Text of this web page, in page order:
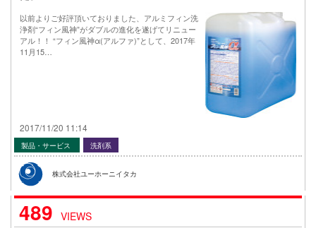
以前よりご好評頂いておりました、アルミフィン洗
浄剤“フィン風神”がダブルの進化を遂げてリニュー
アル！！ “フィン風神α(アルファ)”として、2017年
11月15…
2017/11/20 11:14
製品・サービス 洗剤系
株式会社ユーホーニイタカ
489 VIEWS